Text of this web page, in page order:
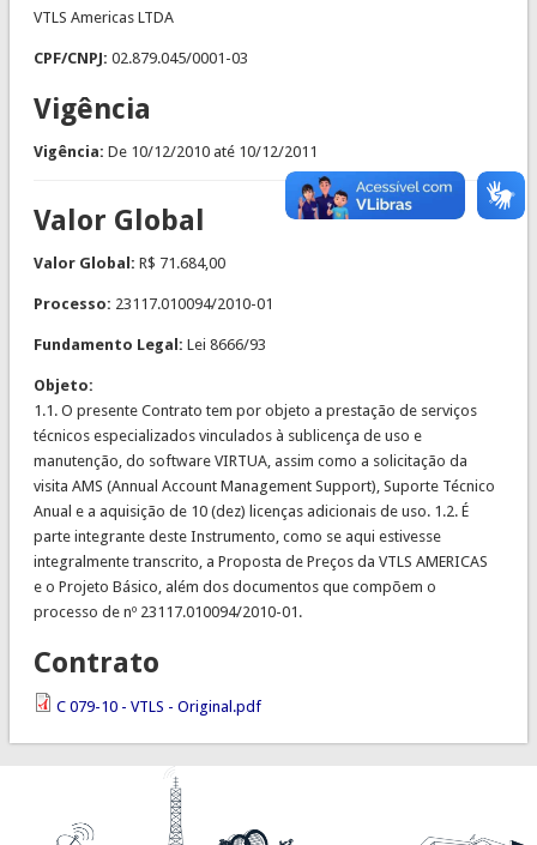
VTLS Americas LTDA
CPF/CNPJ: 02.879.045/0001-03
Vigência
Vigência: De 10/12/2010até 10/12/2011
Valor Global
Valor Global: R$ 71.684,00
Processo: 23117.010094/2010-01
Fundamento Legal: Lei 8666/93
Objeto:
1.1. O presente Contrato tem por objeto a prestação de serviços
técnicos especializados vinculados à sublicença de uso e
manutenção, do software VIRTUA, assim como a solicitação da
visita AMS (Annual Account Management Support), Suporte Técnico
Anual e a aquisição de 10 (dez) licenças adicionais de uso. 1.2. É
parte integrante deste Instrumento, como se aqui estivesse
integralmente transcrito, a Proposta de Preços da VTLS AMERICAS
e o Projeto Básico, além dos documentos que compõem o
processo de nº 23117.010094/2010-01.
Contrato
C 079-10 - VTLS - Original.pdf